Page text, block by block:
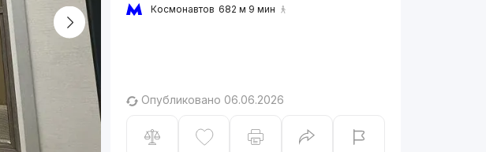
Космонавтов 682 м 9 мин
Опубликовано 06.06.2026